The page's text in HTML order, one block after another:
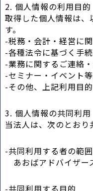
2. 個人情報の利用目的
取得した個人情報は、
す。
-税務・会計・経営に
-各種法令に基づく手
-業務に関するご連絡
-セミナー・イベント
-その他、上記利用目
3. 個人情報の共同利用
当法人は、次のとおり
-共同利用する者の範囲
あおばアドバイザー
-共同利用する目的